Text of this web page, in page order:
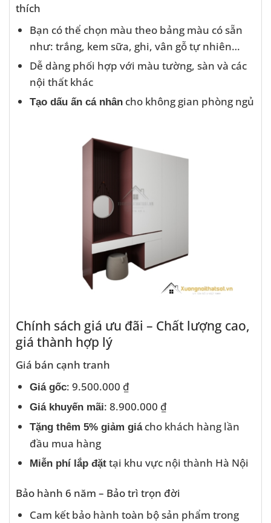
thích
Bạn có thể chọn màu theo bảng màu có sẵn
như: trắng, kem sữa, ghi, vân gỗ tự nhiên…
Dễ dàng phối hợp với màu tường, sàn và các
nội thất khác
Tạo dấu ấn cá nhâncho không gian phòng ngủ
Chính sách giá ưu đãi – Chất lượng cao,
giá thành hợp lý
Giá bán cạnh tranh
Giá gốc: 9.500.000 ₫
Giá khuyến mãi: 8.900.000 ₫
Tặng thêm 5% giảm giácho khách hàng lần
đầu mua hàng
Miễn phí lắp đặttại khu vực nội thành Hà Nội
Bảo hành 6 năm – Bảo trì trọn đời
Cam kết bảo hành toàn bộ sản phẩm trong